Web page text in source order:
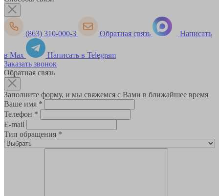
(863) 310-000-3 Обратная связь Написать
в Max
Написать в Telegram
Заказать звонок
Обратная связь
Заполните форму, и мы свяжемся с Вами в ближайшее время
Ваше имя *
Телефон *
E-mail
Тип обращения *